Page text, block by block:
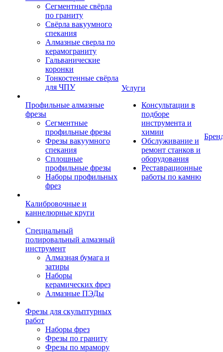
Сегментные свёрла
по граниту
Свёрла вакуумного
спекания
Алмазные сверла по
керамограниту
Гальванические
коронки
Тонкостенные свёрла
для ЧПУ
Профильные алмазные
фрезы
Сегментные
профильные фрезы
Фрезы вакуумного
спекания
Сплошные
профильные фрезы
Наборы профильных
фрез
Калибровочные и
каннелюрные круги
Специальный
полировальный алмазный
инструмент
Алмазная бумага и
затиры
Наборы
керамических фрез
Алмазные ПЭДы
Фрезы для скульптурных
работ
Наборы фрез
Фрезы по граниту
Фрезы по мрамору
Услуги
Консультации в
подборе
инструмента и
химии
Обслуживание и
ремонт станков и
оборудования
Реставрационные
работы по камню